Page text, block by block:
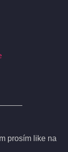
prosím like na